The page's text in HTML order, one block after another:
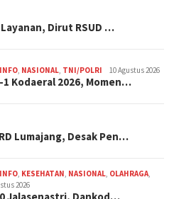
Dirut RSUD …
INFO, NASIONAL, TNI/POLRI 10 Agustus 2026
Kodaeral 2026, Momen…
Lumajang, Desak Pen…
INFO, KESEHATAN, NASIONAL, OLAHRAGA,
2026